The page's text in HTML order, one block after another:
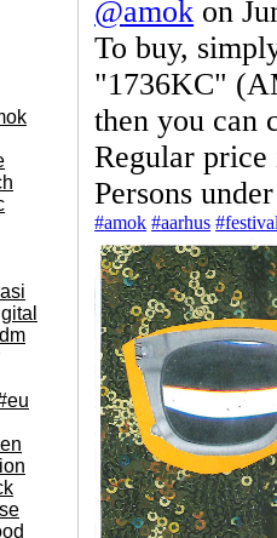
@amok on
To buy,
"1736KC"
then you can
Regular
Persons
#amok #aarhus #